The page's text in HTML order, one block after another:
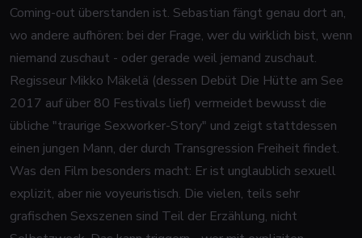
Coming-out überstanden ist. Sebastian fängt genau dort an,
wo andere aufhören: bei der Frage, wer du wirklich bist, wenn
niemand zuschaut - oder gerade weil jemand zuschaut.
Regisseur Mikko Mäkelä (dessen Debüt Die Hütte am See
2017 auf über 80 Festivals lief) vermeidet bewusst die
übliche "traurige Sexworker-Story" und zeigt stattdessen
einen jungen Mann, der durch Transgression Freiheit findet.
Was den Film besonders macht: Er ist unglaublich sexuell
explizit, aber nie voyeuristisch. Die vielen, teils sehr
grafischen Sexszenen sind Teil der Erzählung, nicht